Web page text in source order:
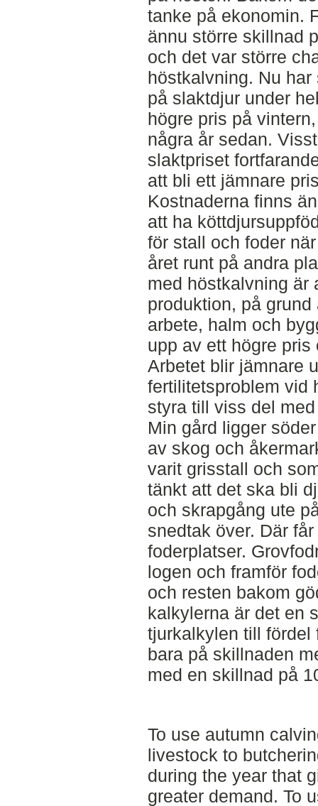
tanke på ekonomin.
ännu större skillnad
och det var större
höstkalvning. Nu
på slaktdjur under
högre pris på
några år sedan.
slaktpriset
att bli ett jämnare
Kostnaderna finns
att ha
för stall och foder
året runt på andra
med höstkalvning är
produktion, på
arbete, halm och
upp av ett högre
Arbetet blir jämnare
fertilitetsproblem vid
styra till viss del
Min gård ligger
av skog och
varit grisstall och
tänkt att det ska bli
och skrapgång ute
snedtak över. Där
foderplatser.
logen och framför
och resten bakom
kalkylerna är det en
tjurkalkylen till fördel
bara på skillnaden
med en skillnad på
To use autumn
livestock to
during the year that
greater demand. To